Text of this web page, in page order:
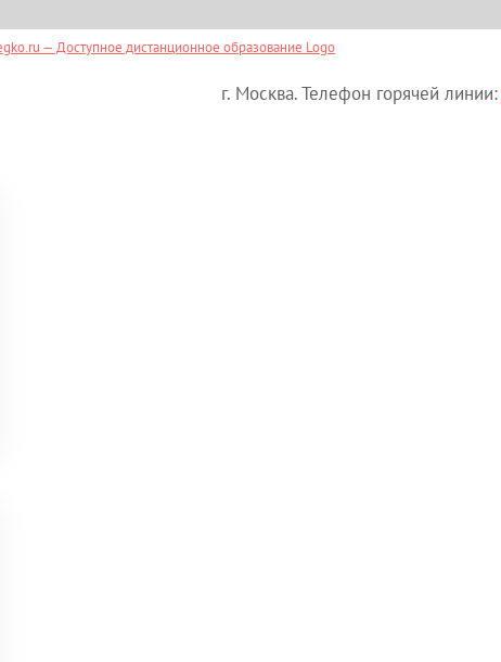
г. Москва. Телефон горячей линии: